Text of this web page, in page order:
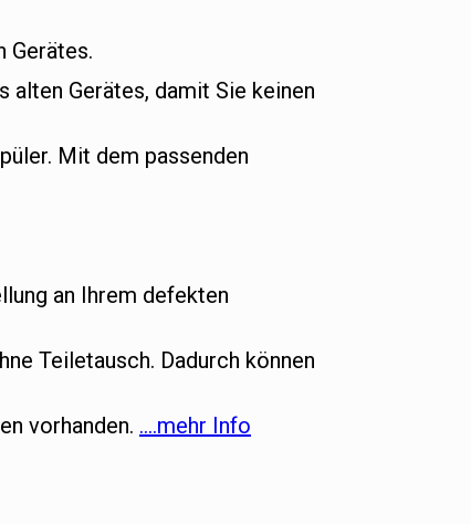
Gerätes.
Gerätes, damit Sie keinen
Mit dem passenden
an Ihrem defekten
Teiletausch. Dadurch können
vorhanden. ….mehr Info